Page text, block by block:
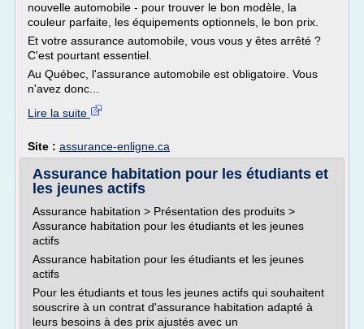
nouvelle automobile - pour trouver le bon modèle, la
couleur parfaite, les équipements optionnels, le bon prix.
Et votre assurance automobile, vous vous y êtes arrêté ?
C'est pourtant essentiel.
Au Québec, l'assurance automobile est obligatoire. Vous
n'avez donc...
Lire la suite
Site : assurance-enligne.ca
Assurance habitation pour les étudiants et
les jeunes actifs
Assurance habitation > Présentation des produits >
Assurance habitation pour les étudiants et les jeunes
actifs
Assurance habitation pour les étudiants et les jeunes
actifs
Pour les étudiants et tous les jeunes actifs qui souhaitent
souscrire à un contrat d'assurance habitation adapté à
leurs besoins à des prix ajustés avec un